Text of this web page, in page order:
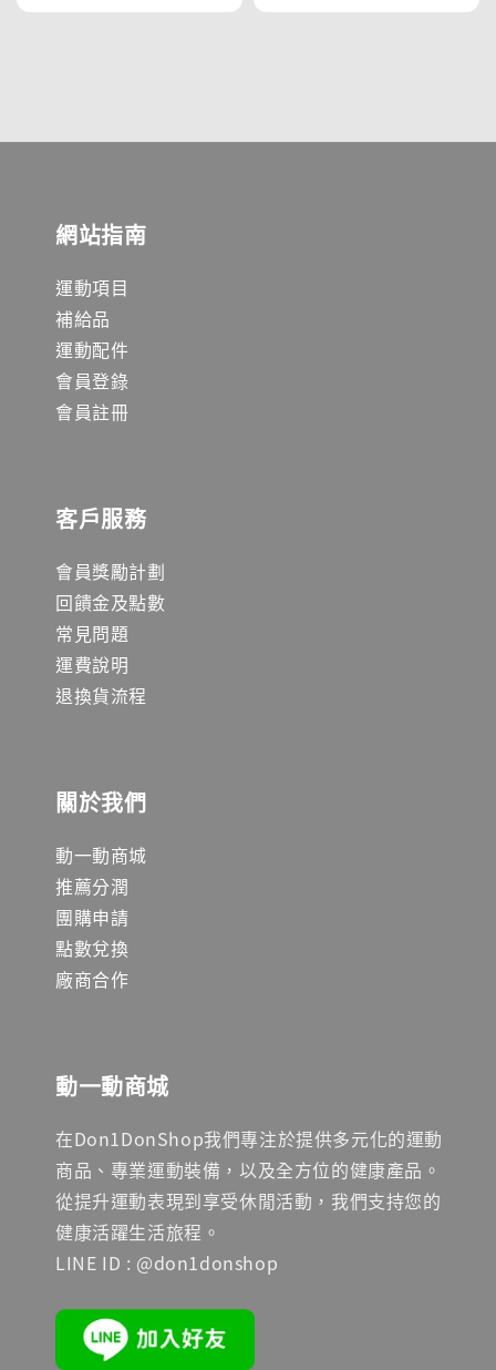
網站指南
運動項目
補給品
運動配件
會員登錄
會員註冊
客戶服務
會員獎勵計劃
回饋金及點數
常見問題
運費說明
退換貨流程
關於我們
動一動商城
推薦分潤
團購申請
點數兌換
廠商合作
動一動商城
在Don1DonShop我們專注於提供多元化的運動
商品、專業運動裝備，以及全方位的健康產品。
從提升運動表現到享受休閒活動，我們支持您的
健康活躍生活旅程。
LINE ID : @don1donshop